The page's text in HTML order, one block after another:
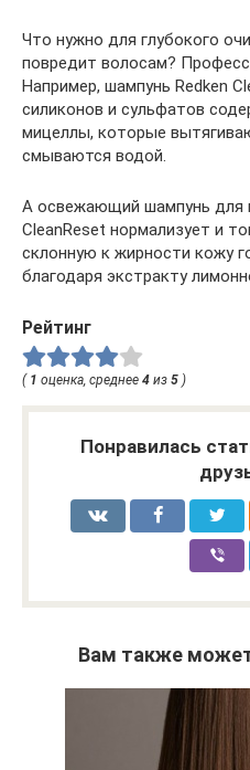
Что нужно для глубокого
повредит волосам?
Например, шампунь Redken
силиконов и сульфатов
мицеллы, которые
смываются водой.
А освежающий шампунь для
CleanReset нормализует и
склонную к жирности кожу
благодаря экстракту
Рейтинг
( 1 оценка, среднее 4 из 5 )
Понравилась
Вам также